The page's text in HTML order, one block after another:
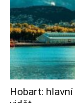
Hobart: